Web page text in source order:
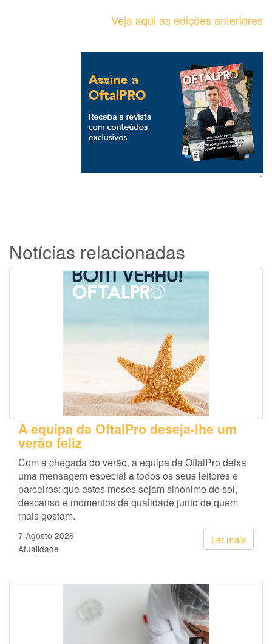
Veja aqui as edições anteriores
`
Notícias relacionadas
A equipa da OftalPro deseja-lhe um
verão feliz
Com a chegada do verão, a equipa da OftalPro deixa
uma mensagem especial a todos os seus leitores e
parceiros: que estes meses sejam sinónimo de sol,
descanso e momentos de qualidade junto de quem
mais gostam.
Ler mais
7 Agosto 2026
Atualidade